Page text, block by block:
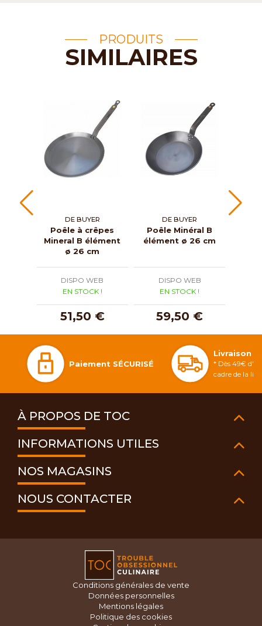
PRODUITS
SIMILAIRES
DE BUYER
Poêle à crêpes
Mineral B élément
ø 26 cm
DISPO WEB
EN STOCK !
51,50 €
DE BUYER
Poêle Minéral B
élément ø 26 cm
DISPO WEB
EN STOCK !
59,50 €
Paiement SÉCURISÉ
Livraison
* Dès 49€
cadre de la
À PROPOS DE TOC
INFORMATIONS UTILES
NOS MAGASINS
NOUS CONTACTER
Conditions générales de vente
Données personnelles
Mentions légales
Politique des cookies